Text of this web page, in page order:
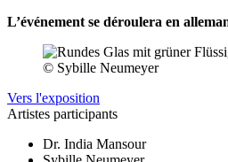
L’événement se déroulera en
© Sybille Neumeyer
Vers l'exposition
Artistes participants
Dr. India Mansour